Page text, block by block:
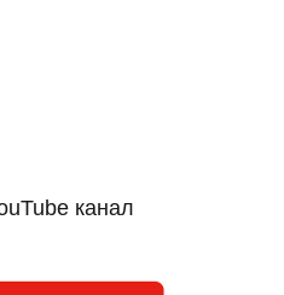
канал